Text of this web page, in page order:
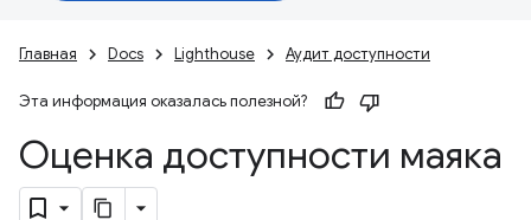
Главная Docs Lighthouse Аудит доступности
Эта информация оказалась полезной?
Оценка доступности маяка